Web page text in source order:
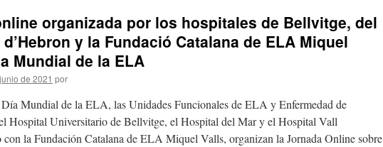
organizada por los hospitales de Bellvitge, del
y la Fundació Catalana de ELA Miquel
Mundial de la ELA
de 2021 por
Mundial de la ELA, las Unidades Funcionales de ELA y Enfermedad de
Hospital Universitario de Bellvitge, el Hospital del Mar y el Hospital Vall
con la Fundación Catalana de ELA Miquel Valls, organizan la Jornada Online sobre